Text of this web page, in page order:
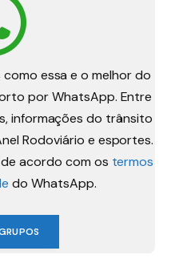
essa e o melhor do
por WhatsApp. Entre
informações do trânsito
Rodoviário e esportes.
acordo com os termos
do WhatsApp.